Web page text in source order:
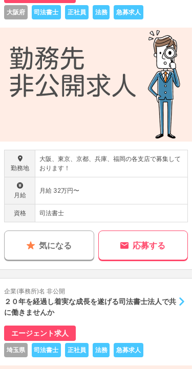
大阪府 司法書士 正社員 法務 急募求人
勤務地
大阪、東京、京都、兵庫、福岡の各支店で募集して
おります！
月給
月給 32万円〜
資格 司法書士
気になる 応募する
企業(事務所)名 非公開
２０年を経過し着実な成長を遂げる司法書士法人で共
に働きませんか
エージェント求人
埼玉県 司法書士 正社員 法務 急募求人